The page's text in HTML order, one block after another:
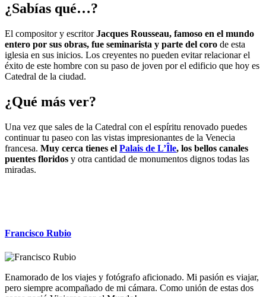
¿Sabías qué…?
El compositor y escritorJacques Rousseau, famoso en el mundo
entero por sus obras, fue seminarista y parte del coro de esta
iglesia en sus inicios. Los creyentes no pueden evitar relacionar el
éxito de este hombre con su paso de joven por el edificio que hoy es
Catedral de la ciudad.
¿Qué más ver?
Una vez que sales de la Catedral con el espíritu renovado puedes
continuar tu paseo con las vistas impresionantes de la Venecia
francesa. Muy cerca tienes el Palais de L’Île, los bellos canales
puentes floridos y otra cantidad de monumentos dignos todas las
miradas.
Francisco Rubio
Enamorado de los viajes y fotógrafo aficionado. Mi pasión es viajar,
pero siempre acompañado de mi cámara. Como unión de estas dos